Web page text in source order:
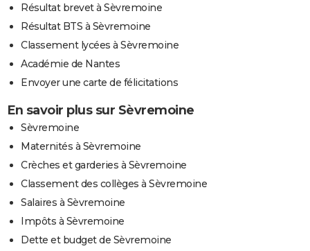
Résultat brevet à Sèvremoine
Résultat BTS à Sèvremoine
Classement lycées à Sèvremoine
Académie de Nantes
Envoyer une carte de félicitations
En savoir plus sur Sèvremoine
Sèvremoine
Maternités à Sèvremoine
Crèches et garderies à Sèvremoine
Classement des collèges à Sèvremoine
Salaires à Sèvremoine
Impôts à Sèvremoine
Dette et budget de Sèvremoine